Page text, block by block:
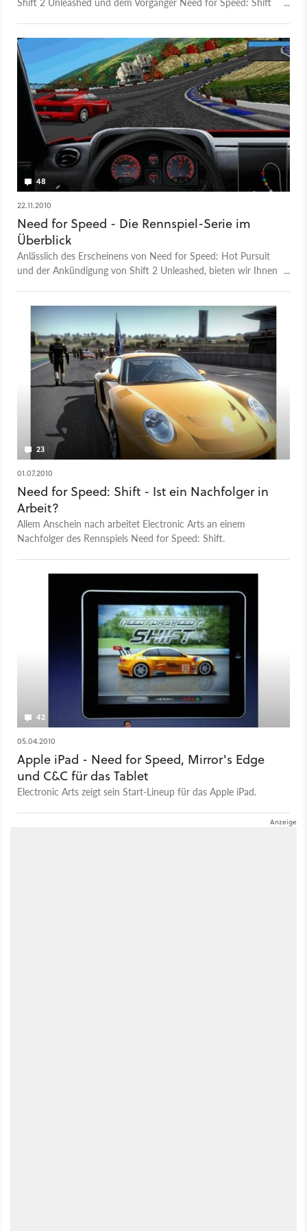
48
22.11.2010
Need for Speed - Die Rennspiel-Serie im
Überblick
Anlässlich des Erscheinens von Need for Speed: Hot Pursuit
und der Ankündigung von Shift 2 Unleashed, bieten wir Ihnen
23
01.07.2010
Need for Speed: Shift - Ist ein Nachfolger in
Arbeit?
Allem Anschein nach arbeitet Electronic Arts an einem
Nachfolger des Rennspiels Need for Speed: Shift.
42
05.04.2010
Apple iPad - Need for Speed, Mirror's Edge
und C&C für das Tablet
Electronic Arts zeigt sein Start-Lineup für das Apple iPad.